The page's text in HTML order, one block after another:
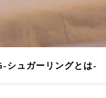
シュガーリングとは-